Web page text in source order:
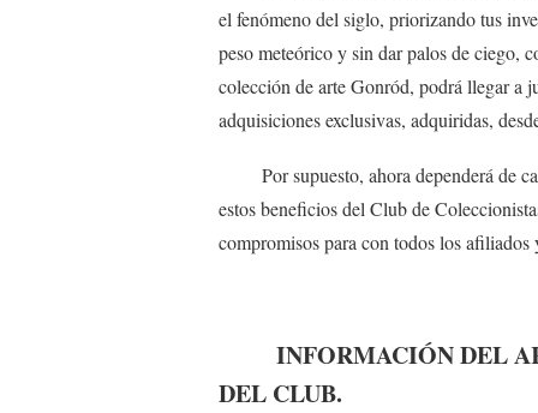
el fenómeno del siglo, priorizando tus
peso meteórico y sin dar palos de ciego,
colección de arte Gonród, podrá llegar a
adquisiciones exclusivas, adquiridas,
Por supuesto, ahora dependerá de
estos beneficios del Club de
compromisos para con todos los
INFORMACIÓN DEL
DEL CLUB.